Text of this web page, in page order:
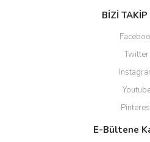
BİZİ TAKİP
Twitter
E-Bültene